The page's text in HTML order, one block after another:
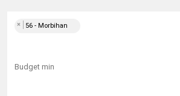
× 56 - Morbihan